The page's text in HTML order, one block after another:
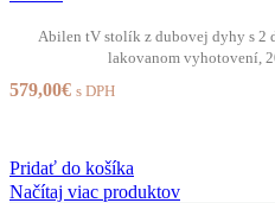
Abilen tV stolík z dubovej dyhy s 2
lakovanom vyhotovení,
579,00€ s DPH
Pridať do košíka
Načítaj viac produktov